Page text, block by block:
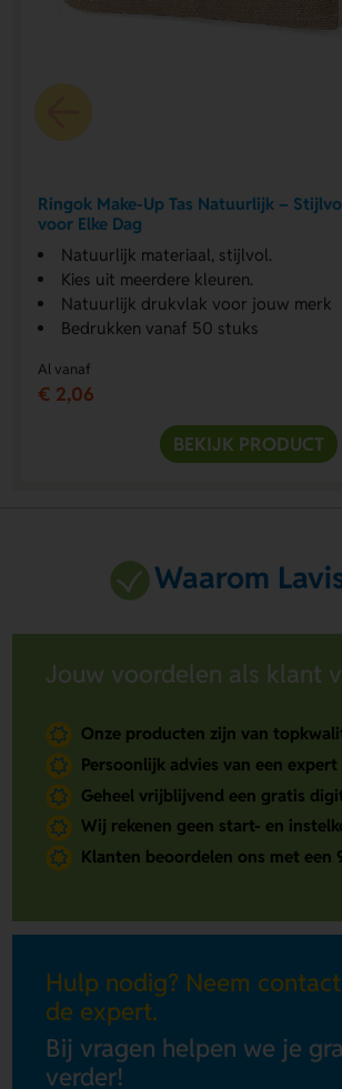
Ringok Make-Up Tas Natuurlijk –
voor Elke Dag
Natuurlijk materiaal, stijlvol.
Kies uit meerdere kleuren.
Natuurlijk drukvlak voor jouw merk
Bedrukken vanaf 50 stuks
Al vanaf
€ 2,06
BEKIJK PRODUCT
Waarom
Jouw voordelen als klant
Onze producten zijn van
Persoonlijk advies van een expert
Geheel vrijblijvend een gratis
Wij rekenen geen start- en
Klanten beoordelen ons met een
Hulp nodig? Neem
de expert.
Bij vragen helpen we je
verder!